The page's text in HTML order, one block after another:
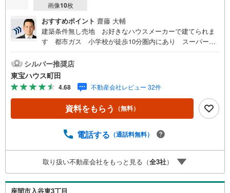
画像10枚
おすすめポイント 齋藤 大輔
建築条件無し売地 お好きなハウスメーカーで建てられま
す 都市ガス 小学校が徒歩10分圏内にあり スーパー・
客様一人一人を知り、理解することから始めます。お客様
のお話をきちんとお聞きし、しっかり話し合う「心」のコ
ミュニケーションが大切になります。だからこそ、それぞ
れのお客様にベストな「住まい」をご提案をすることがで
きるのです。インターネット予約で当日見学が可能！（1）
［室内・現地を見学する］をクリック（2）本日～4日以内
ください！【主要不動産流通各社の2025年度中間期の売買
新報よりたくさんのお客様からのお言葉に感謝してこれか
らも楽しく素敵なお家探しをお約束します。お家探しを始
めてみようと思われたらまずは、お気軽に東宝ハウス町田
に相談してみませんか？スタッフ一同お客様のお問合せを
シルバー推奨店
東宝ハウス町田
4.68 不動産会社レビュー 32件
資料をもらう （無料）
電話する （通話料無料）
取り扱い不動産会社をもっと見る（全3社）
座間市入谷東3丁目